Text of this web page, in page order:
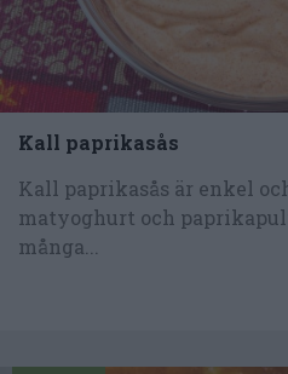
Kall paprikasås
Kall paprikasås är enkel
matyoghurt och
många...